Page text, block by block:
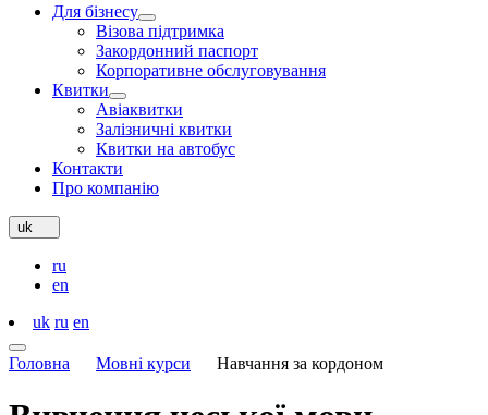
Для бізнесу
Візова підтримка
Закордонний паспорт
Корпоративне обслуговування
Квитки
Авіаквитки
Залізничні квитки
Квитки на автобус
Контакти
Про компанію
uk
ru
en
uk ru en
Головна Мовні курси Навчання за кордоном